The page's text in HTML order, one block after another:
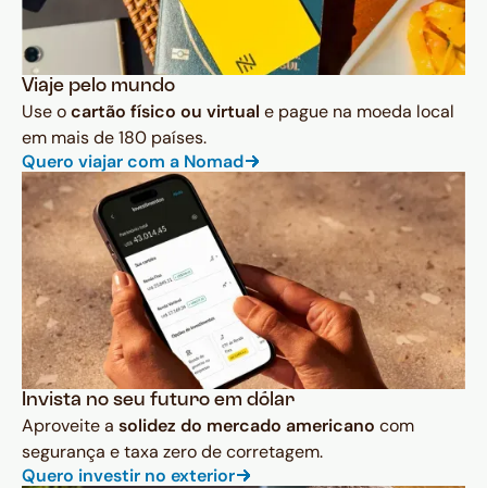
Viaje pelo mundo
Use ocartão físico ou virtual e pague na moeda local
em mais de 180 países.
Quero viajar com a Nomad
Invista no seu futuro em dólar
Aproveite a solidez do mercado americano com
segurança e taxa zero de corretagem.
Quero investir no exterior